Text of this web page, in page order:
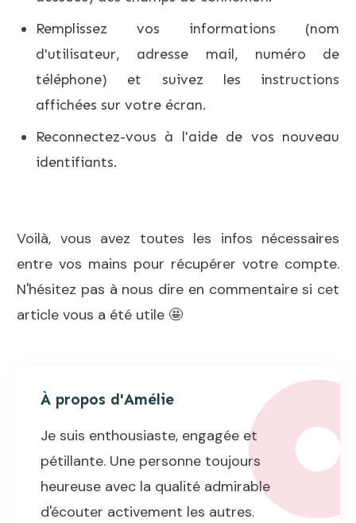
Remplissez vos informations (nom
d'utilisateur, adresse mail, numéro de
téléphone) et suivez les instructions
affichées sur votre écran.
Reconnectez-vous à l'aide de vos nouveau
identifiants.
Voilà, vous avez toutes les infos nécessaires
entre vos mains pour récupérer votre compte.
N'hésitez pas à nous dire en commentaire si cet
article vous a été utile 🤩
À propos d'Amélie
Je suis enthousiaste, engagée et
pétillante. Une personne toujours
heureuse avec la qualité admirable
d'écouter activement les autres.